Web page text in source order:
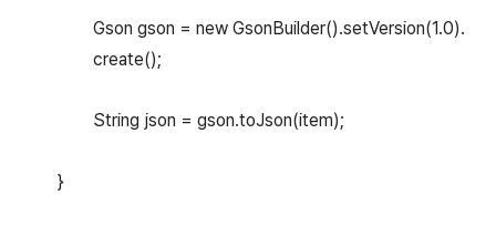
Gson gson = new GsonBuilder().setVersion(1.0).
create();
String json = gson.toJson(item);
}